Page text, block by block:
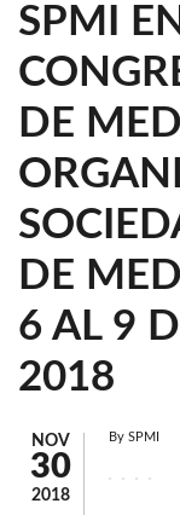
SPMI
DE
DE
6 AL 9
2018
NOV
30
2018
By SPMI